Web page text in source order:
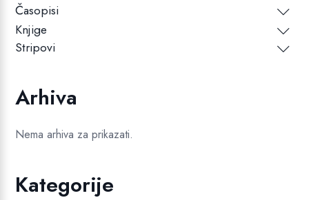
Časopisi
Knjige
Stripovi
Arhiva
Nema arhiva za prikazati.
Kategorije